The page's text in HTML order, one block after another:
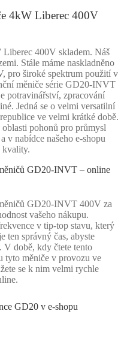
4kW Liberec 400V
400V skladem. Náš
Stále máme naskladněno
pro široké spektrum použití v
měniče série GD20-INVT
potravinářství, zpracování
Jedná se o velmi versatilní
ve velmi krátké době.
pohonů pro průmysl
v nabídce našeho e-shopu
kvality.
GD20-INVT – online
GD20-INVT 400V za
vašeho nákupu.
v tip-top stavu, který
ten správný čas, abyste
V době, kdy čtete tento
tyto měniče v provozu ve
se k nim velmi rychle
GD20 v e-shopu